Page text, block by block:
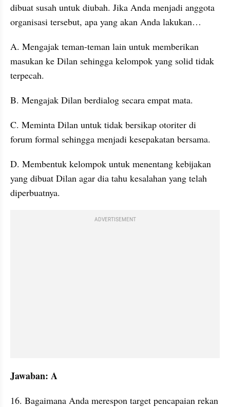
dibuat susah untuk diubah. Jika Anda menjadi anggota
organisasi tersebut, apa yang akan Anda lakukan…
A. Mengajak teman-teman lain untuk memberikan
masukan ke Dilan sehingga kelompok yang solid tidak
terpecah.
B. Mengajak Dilan berdialog secara empat mata.
C. Meminta Dilan untuk tidak bersikap otoriter di
forum formal sehingga menjadi kesepakatan bersama.
D. Membentuk kelompok untuk menentang kebijakan
yang dibuat Dilan agar dia tahu kesalahan yang telah
diperbuatnya.
ADVERTISEMENT
Jawaban: A
16. Bagaimana Anda merespon target pencapaian rekan